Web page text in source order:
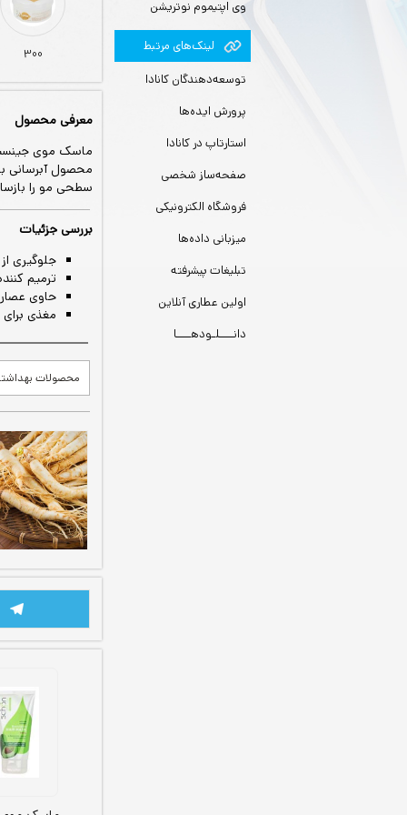
وی اپتیموم نوتریشن
لينك‌های مرتبط
توسعه‌دهندگان کانادا
پرورش ایده‌ها
استارتاپ در کانادا
صفحه‌ساز شخصی
فروشگاه الکترونیکی
میزبانی داده‌ها
تبلیغات پیشرفته
اولین عطاری آنلاین
دانــــلـودهــــا
300
معرفی محصول
ماسک موی
محصول آبرسانی
سطحی مو را
بررسی جزئیات
جلوگیری
ترمیم
حاوی
مغذی
محصولات